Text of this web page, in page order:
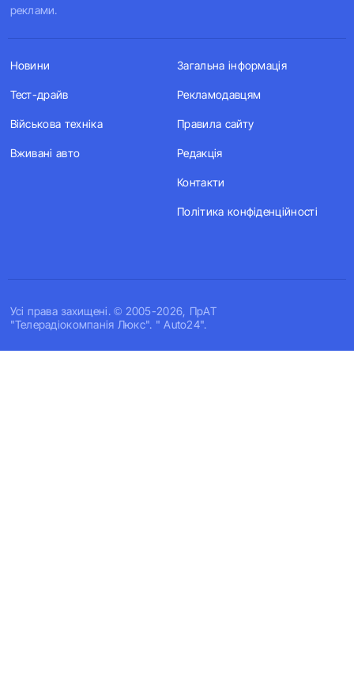
реклами.
Усi права захищенi. © 2005-2026, ПрАТ
"Телерадіокомпанія Люкс". " Auto24".
Новини
Тест-драйв
Військова техніка
Вживані авто
Загальна інформація
Рекламодавцям
Правила сайту
Редакція
Контакти
Політика конфіденційності